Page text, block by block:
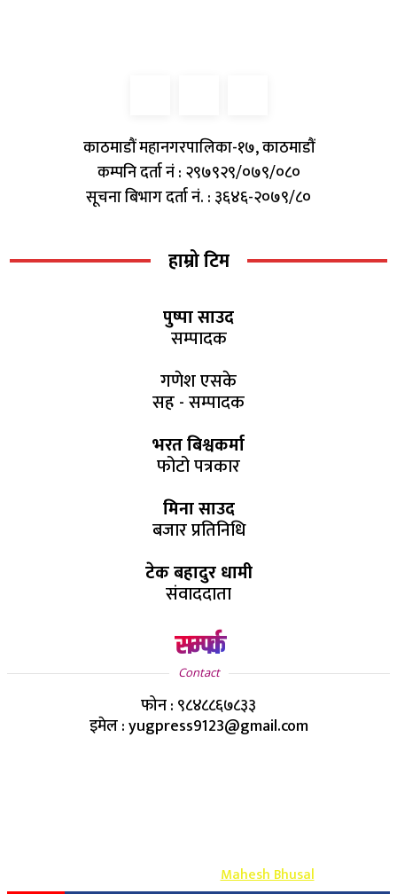
काठमाडौं महानगरपालिका-१७, काठमाडौं
कम्पनि दर्ता नं : २९७९२९/०७९/०८०
सूचना बिभाग दर्ता नं. : ३६४६-२०७९/८०
हाम्रो टिम
पुष्पा साउद
सम्पादक
गणेश एसके
सह - सम्पादक
भरत बिश्वकर्मा
फोटो पत्रकार
मिना साउद
बजार प्रतिनिधि
टेक बहादुर धामी
संवाददाता
सम्पर्क
Contact
फोन : ९८४८८६७८३३
इमेल : yugpress9123@gmail.com
Design & Develop By-Mahesh Bhusal